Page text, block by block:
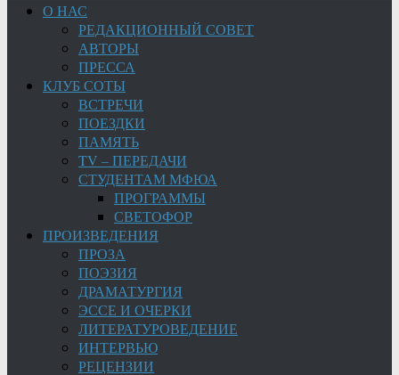
О НАС
РЕДАКЦИОННЫЙ СОВЕТ
АВТОРЫ
ПРЕССА
КЛУБ СОТЫ
ВСТРЕЧИ
ПОЕЗДКИ
ПАМЯТЬ
TV – ПЕРЕДАЧИ
СТУДЕНТАМ МФЮА
ПРОГРАММЫ
СВЕТОФОР
ПРОИЗВЕДЕНИЯ
ПРОЗА
ПОЭЗИЯ
ДРАМАТУРГИЯ
ЭССЕ И ОЧЕРКИ
ЛИТЕРАТУРОВЕДЕНИЕ
ИНТЕРВЬЮ
РЕЦЕНЗИИ